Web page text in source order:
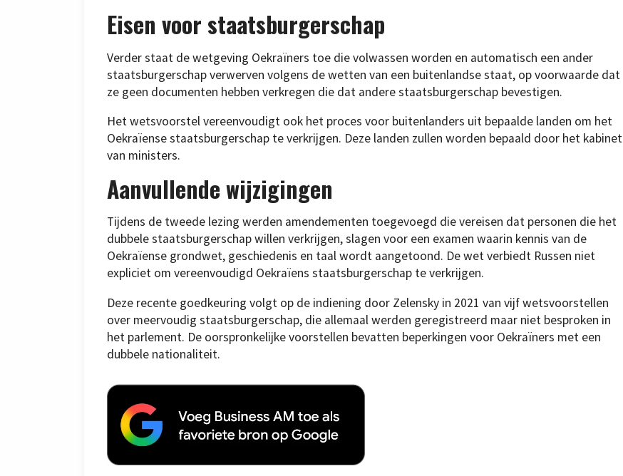
Eisen voor staatsburgerschap
Verder staat de wetgeving Oekraïners toe die volwassen worden en automatisch een ander
staatsburgerschap verwerven volgens de wetten van een buitenlandse staat, op voorwaarde dat
ze geen documenten hebben verkregen die dat andere staatsburgerschap bevestigen.
Het wetsvoorstel vereenvoudigt ook het proces voor buitenlanders uit bepaalde landen om het
Oekraïense staatsburgerschap te verkrijgen. Deze landen zullen worden bepaald door het kabinet
van ministers.
Aanvullende wijzigingen
Tijdens de tweede lezing werden amendementen toegevoegd die vereisen dat personen die het
dubbele staatsburgerschap willen verkrijgen, slagen voor een examen waarin kennis van de
Oekraïense grondwet, geschiedenis en taal wordt aangetoond. De wet verbiedt Russen niet
expliciet om vereenvoudigd Oekraïens staatsburgerschap te verkrijgen.
Deze recente goedkeuring volgt op de indiening door Zelensky in 2021 van vijf wetsvoorstellen
over meervoudig staatsburgerschap, die allemaal werden geregistreerd maar niet besproken in
het parlement. De oorspronkelijke voorstellen bevatten beperkingen voor Oekraïners met een
dubbele nationaliteit.